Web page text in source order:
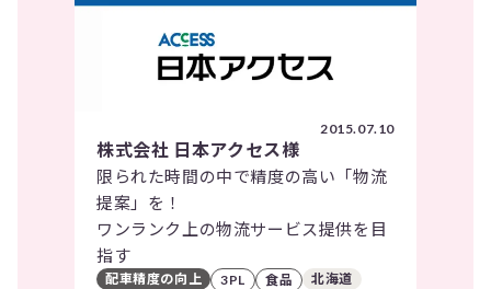
2015.07.10
株式会社 日本アクセス様
限られた時間の中で精度の高い「物流
提案」を！
ワンランク上の物流サービス提供を目
指す
配車精度の向上 3PL 食品
北海道